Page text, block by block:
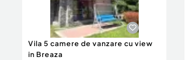
Vila 5 camere de vanzare cu view
in Breaza